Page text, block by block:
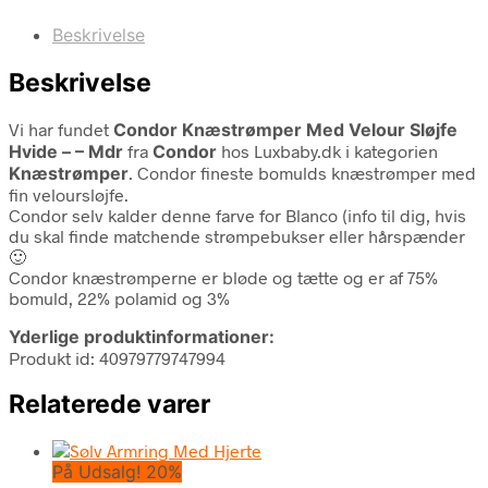
Beskrivelse
Beskrivelse
Vi har fundet Condor Knæstrømper Med Velour Sløjfe
Hvide – – Mdr fra Condor hos Luxbaby.dk i kategorien
Knæstrømper. Condor fineste bomulds knæstrømper med
fin veloursløjfe.
Condor selv kalder denne farve for Blanco (info til dig, hvis
du skal finde matchende strømpebukser eller hårspænder
🙂
Condor knæstrømperne er bløde og tætte og er af 75%
bomuld, 22% polamid og 3%
Yderlige produktinformationer:
Produkt id: 40979779747994
Relaterede varer
På Udsalg! 20%